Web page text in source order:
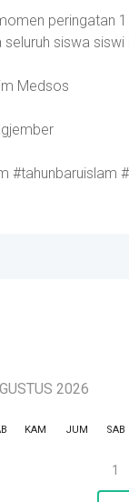
peringatan
seluruh siswa siswi
Medsos
#tahunbaruislam
2026
KAM JUM SAB
1